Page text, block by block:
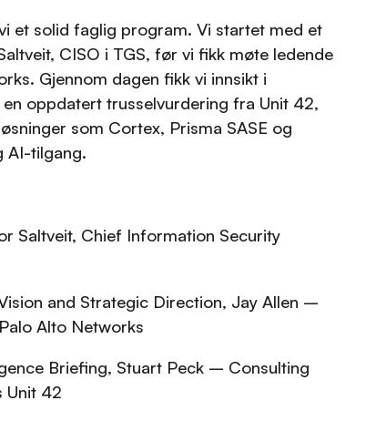
et solid faglig program. Vi startet med et
CISO i TGS, før vi fikk møte ledende
Gjennom dagen fikk vi innsikt i
oppdatert trusselvurdering fra Unit 42,
som Cortex, Prisma SASE og
AI-tilgang.
Saltveit, Chief Information Security
and Strategic Direction, Jay Allen –
Alto Networks
Briefing, Stuart Peck – Consulting
Unit 42